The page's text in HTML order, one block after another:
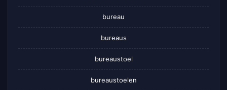
bureau
bureaus
bureaustoel
bureaustoelen